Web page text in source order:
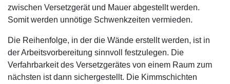
zwischen Versetzgerät und Mauer abgestellt werden.
Somit werden unnötige Schwenkzeiten vermieden.
Die Reihenfolge, in der die Wände erstellt werden, ist in
der Arbeitsvorbereitung sinnvoll festzulegen. Die
Verfahrbarkeit des Versetzgerätes von einem Raum zum
nächsten ist dann sichergestellt. Die Kimmschichten